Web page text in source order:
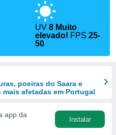
UV8 Muito
elevado! FPS25-
50
poeiras do Saara e
afetadas em Portugal
app da
Instalar